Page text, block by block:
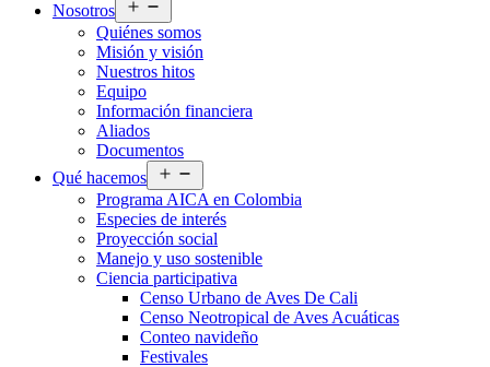
Nosotros
el
menú
Quiénes somos
Misión y visión
Nuestros hitos
Equipo
Información financiera
Aliados
Documentos
Qué hacemos
el
menú
Programa AICA en Colombia
Especies de interés
Proyección social
Manejo y uso sostenible
Ciencia participativa
Censo Urbano de Aves De Cali
Censo Neotropical de Aves Acuáticas
Conteo navideño
Festivales